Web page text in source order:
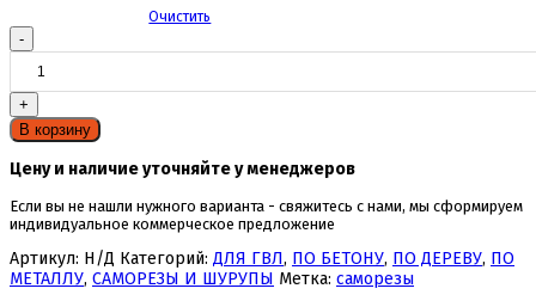
Очистить
Количество
товара
Шуруп-
В корзину
Цену и наличие уточняйте у менеджеров
Если вы не нашли нужного варианта - свяжитесь с нами, мы сформируем
индивидуальное коммерческое предложение
Артикул: Н/Д Категорий: ДЛЯ ГВЛ, ПО БЕТОНУ, ПО ДЕРЕВУ, ПО
МЕТАЛЛУ, САМОРЕЗЫ И ШУРУПЫ Метка: саморезы